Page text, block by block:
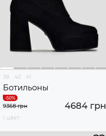
38 40 41
Ботильоны
4684 грн
9368 грн
1 цвет